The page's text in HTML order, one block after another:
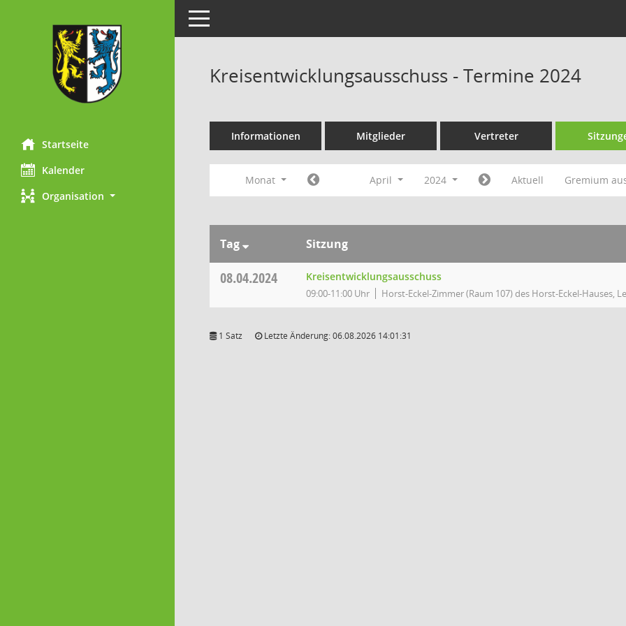
Startseite
Kalender
Organisation
Toggle navigation
Kreisentwicklungsausschuss - Termine 2024
Informationen Mitglieder Vertreter
Monat April 2024 Aktuell Gremium
Tag Sitzung
08.04.2024 Kreisentwicklungsausschuss
09:00-11:00 Uhr Horst-Eckel-Zimmer (Raum 107) des Horst-Eckel-Hauses,
1 Satz Letzte Änderung: 06.08.2026 14:01:31